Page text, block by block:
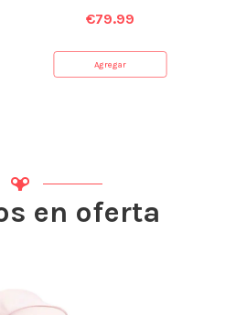
€79.99
Agregar
en oferta